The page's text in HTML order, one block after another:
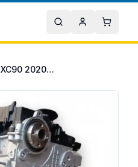
Sök Mitt konto
Motor till Volvo XC90 2020-2024 D420T2